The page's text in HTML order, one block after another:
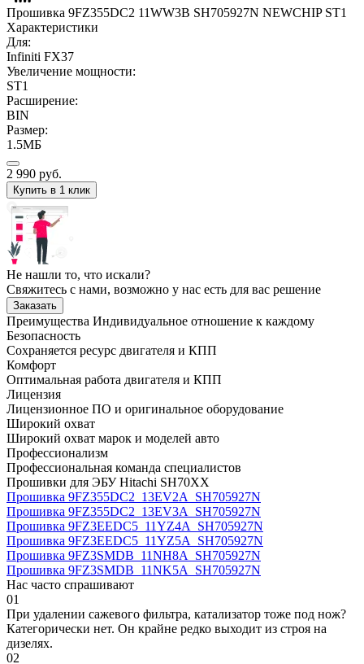
Прошивка 9FZ355DC2 11WW3B SH705927N NEWCHIP ST1
Характеристики
Для:
Infiniti FX37
Увеличение мощности:
ST1
Расширение:
BIN
Размер:
1.5МБ
2 990 руб.
Купить в 1 клик
Не нашли то, что искали?
Свяжитесь с нами, возможно у нас есть для вас решение
Заказать
Преимущества Индивидуальное отношение к каждому
Безопасность
Сохраняется ресурс двигателя и КПП
Комфорт
Оптимальная работа двигателя и КПП
Лицензия
Лицензионное ПО и оригинальное оборудование
Широкий охват
Широкий охват марок и моделей авто
Профессионализм
Профессиональная команда специалистов
Прошивки для ЭБУ Hitachi SH70XX
Прошивка 9FZ355DC2_13EV2A_SH705927N
Прошивка 9FZ355DC2_13EV3A_SH705927N
Прошивка 9FZ3EEDC5_11YZ4A_SH705927N
Прошивка 9FZ3EEDC5_11YZ5A_SH705927N
Прошивка 9FZ3SMDB_11NH8A_SH705927N
Прошивка 9FZ3SMDB_11NK5A_SH705927N
Нас часто спрашивают
01
При удалении сажевого фильтра, катализатор тоже под нож?
Категорически нет. Он крайне редко выходит из строя на
дизелях.
02